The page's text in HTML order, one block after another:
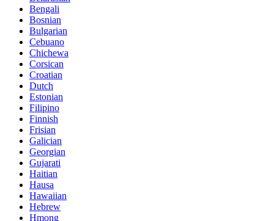
Bengali
Bosnian
Bulgarian
Cebuano
Chichewa
Corsican
Croatian
Dutch
Estonian
Filipino
Finnish
Frisian
Galician
Georgian
Gujarati
Haitian
Hausa
Hawaiian
Hebrew
Hmong